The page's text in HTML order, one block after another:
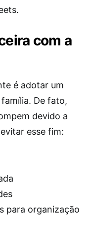
com a
é adotar um
De fato,
devido a
esse fim:
para organização